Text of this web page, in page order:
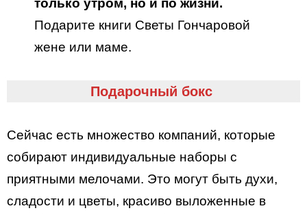
только утром, но и по жизни.
Подарите книги Светы Гончаровой
жене или маме.
Подарочный бокс
Сейчас есть множество компаний, которые
собирают индивидуальные наборы с
приятными мелочами. Это могут быть духи,
сладости и цветы, красиво выложенные в